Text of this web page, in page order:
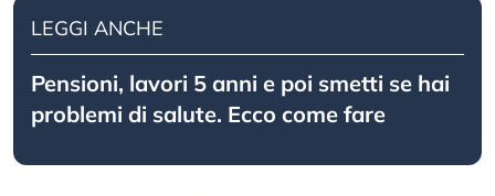
LEGGI ANCHE
Pensioni, lavori 5 anni e poi smetti se hai
problemi di salute. Ecco come fare